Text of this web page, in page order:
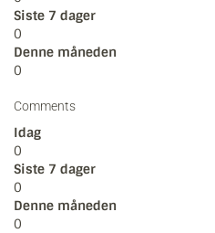
Siste 7 dager
0
Denne måneden
0
Comments
Idag
0
Siste 7 dager
0
Denne måneden
0